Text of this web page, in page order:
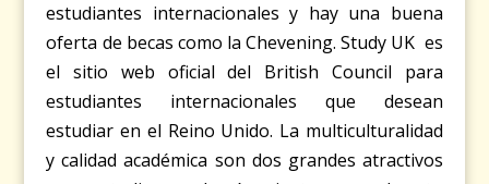
estudiantes internacionales y hay una buena
oferta de becas como la Chevening.Study UK es
el sitio web oficial del British Council para
estudiantes internacionales que desean
estudiar en el Reino Unido. La multiculturalidad
y calidad académica son dos grandes atractivos